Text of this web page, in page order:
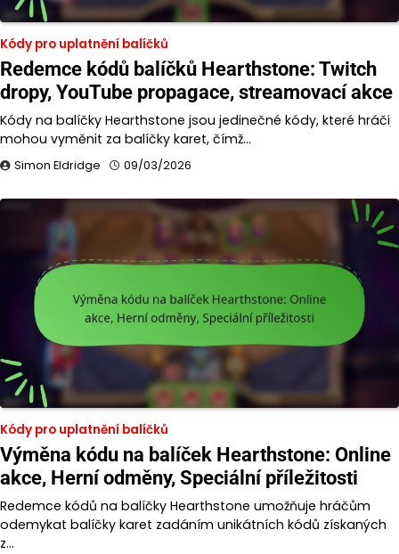
Kódy pro uplatnění balíčků
Redemce kódů balíčků Hearthstone: Twitch
dropy, YouTube propagace, streamovací akce
Kódy na balíčky Hearthstone jsou jedinečné kódy, které hráči
mohou vyměnit za balíčky karet, čímž…
Simon Eldridge 09/03/2026
Kódy pro uplatnění balíčků
Výměna kódu na balíček Hearthstone: Online
akce, Herní odměny, Speciální příležitosti
Redemce kódů na balíčky Hearthstone umožňuje hráčům
odemykat balíčky karet zadáním unikátních kódů získaných
z…